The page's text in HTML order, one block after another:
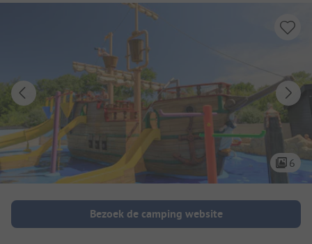
6
Camping introductie
Bezoek de camping website